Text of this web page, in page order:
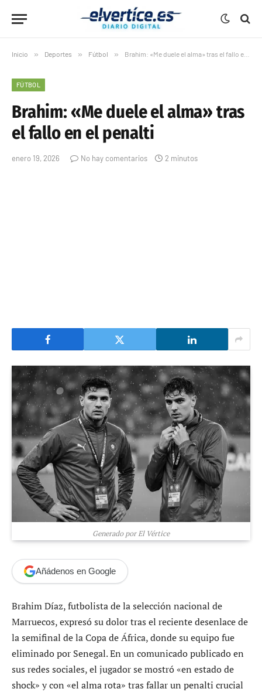
Inicio » Deportes » Fútbol » Brahim: «Me duele el alma» tras el fallo en el penalti
FÚTBOL
Brahim: «Me duele el alma» tras
el fallo en el penalti
enero 19, 2026 No hay comentarios 2 minutos
Generado por El Vértice
Añádenos en Google
Brahim Díaz, futbolista de la selección nacional de
Marruecos, expresó su dolor tras el reciente desenlace de
la semifinal de la Copa de África, donde su equipo fue
eliminado por Senegal. En un comunicado publicado en
sus redes sociales, el jugador se mostró «en estado de
shock» y con «el alma rota» tras fallar un penalti crucial